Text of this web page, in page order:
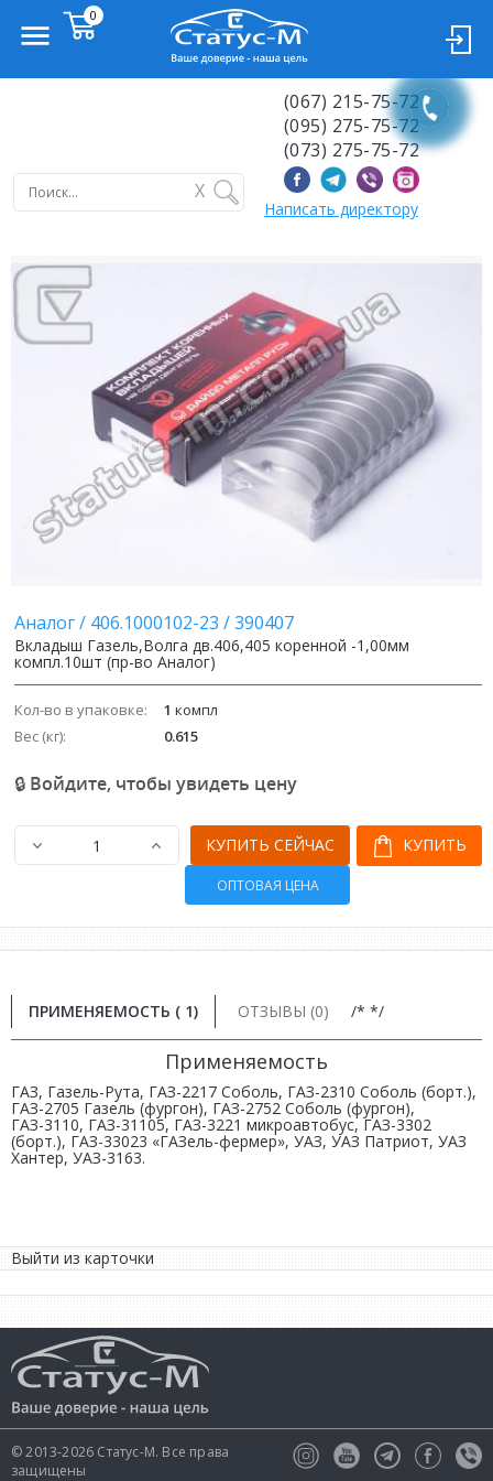
X
(067) 215-75-72
(095) 275-75-72
(073) 275-75-72
Написать директору
Аналог/ 406.1000102-23 /390407
Вкладыш Газель,Волга дв.406,405 коренной -1,00мм
компл.10шт (пр-во Аналог)
Кол-во в упаковке: 1 компл
Вес (кг):
0.615
🔒 Войдите, чтобы увидеть цену
КУПИТЬ
КУПИТЬ СЕЙЧАС
ОПТОВАЯ ЦЕНА
ПРИМЕНЯЕМОСТЬ ( 1) ОТЗЫВЫ (0) /* */
Применяемость
ГАЗ, Газель-Рута, ГАЗ-2217 Соболь, ГАЗ-2310 Соболь (борт.),
ГАЗ-2705 Газель (фургон), ГАЗ-2752 Соболь (фургон),
ГАЗ-3110, ГАЗ-31105, ГАЗ-3221 микроавтобус, ГАЗ-3302
(борт.), ГАЗ-33023 «ГАЗель-фермер», УАЗ, УАЗ Патриот, УАЗ
Хантер, УАЗ-3163.
Выйти из карточки
© 2013-2026 Статус-М. Все права
защищены